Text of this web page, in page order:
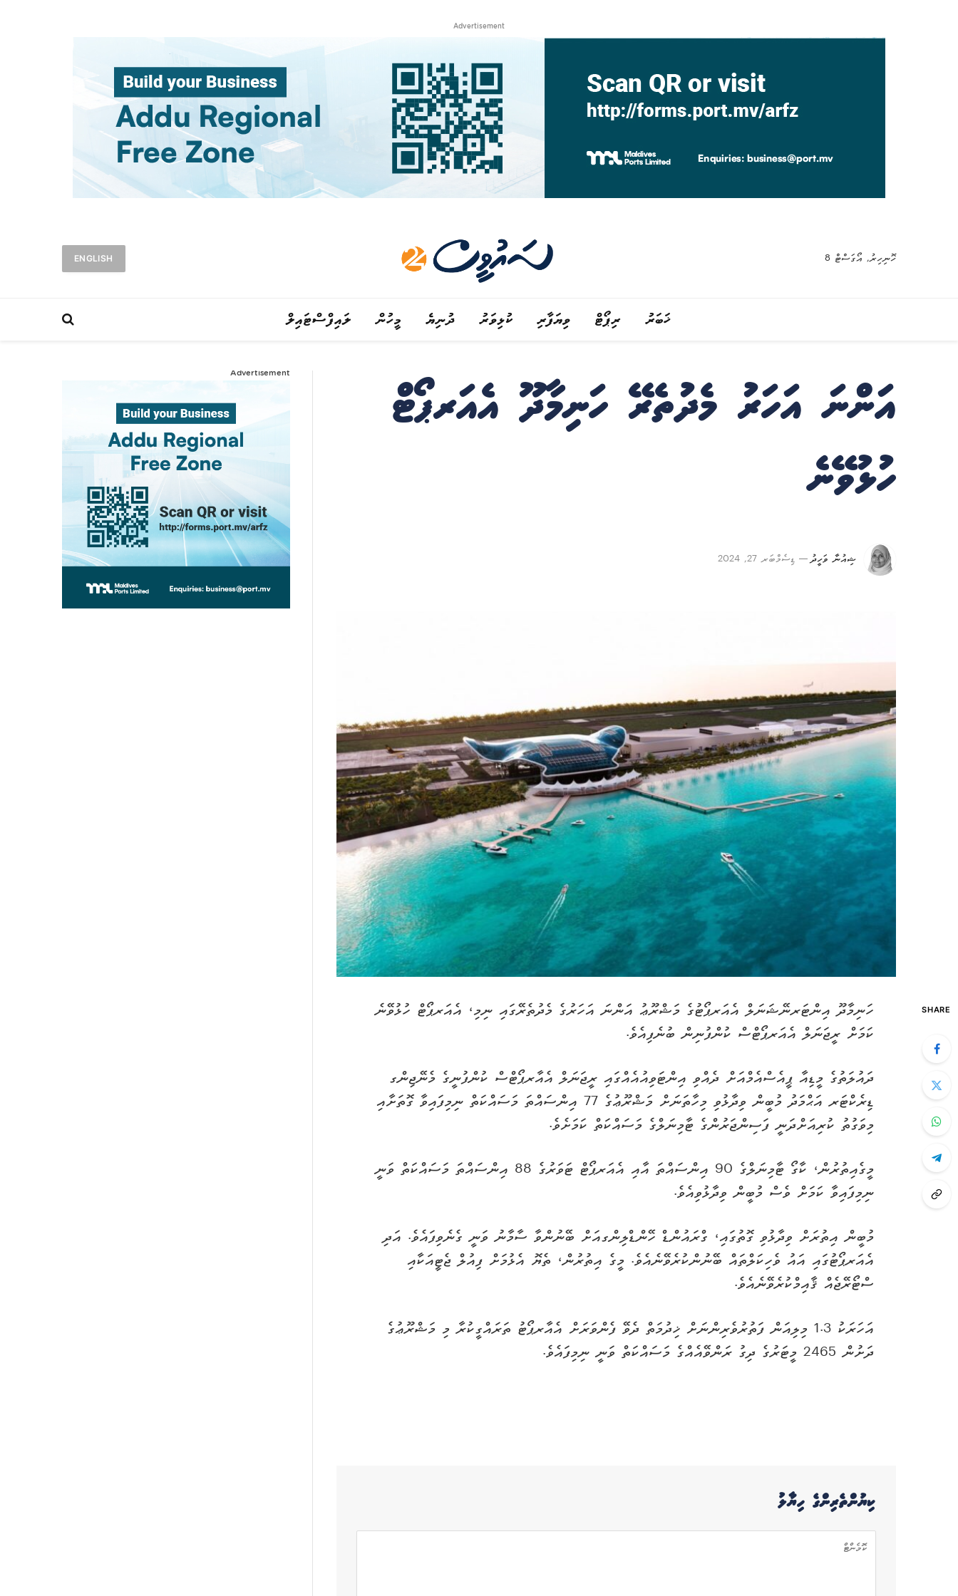
Advertisement
ހޮނިހިރު, އޯގަސްޓް 8 ENGLISH
ޚަބަރު ރިޕޯޓް ވިޔަފާރި ކުޅިވަރު ދުނިޔެ މީހުން ލައިފްސްޓައިލް
އަންނަ އަހަރު މެދުތެރޭ ހަނިމާދޫ އެއަރޕޯޓް
ހުޅުވޭނެ
ޝިއުނާ ވަހީދު ޑިސެމްބަރ 27, 2024
SHARE
ހަނިމާދޫ އިންޓަރނޭޝަނަލް އެއަރޕޯޓުގެ މަޝްރޫޢު އަންނަ އަހަރުގެ މެދުތެރޭގައި ނިމި، އެއަރޕޯޓް ހުޅުވޭނެ
ކަމަށް ރީޖަނަލް އެއަރޕޯޓްސް ކުންފުނިން ބުނެފިއެވެ.
ދައުލަތުގެ މީޑިއާ ޕީއެސްއެމްއަށް ދެއްވި އިންޓަވިއުއެއްގައި ރީޖަނަލް އެއާރޕޯޓްސް ކުންފުނީގެ މެނޭޖިންގ
ޑިރެކްޓަރ އަޙްމަދު މުބީން ވިދާޅުވި މިހާތަނަށް މަޝްރޫޢުގެ 77 އިންސައްތަ މަސައްކަތް ނިމިފައިވާ ގޮތަށާއި
މިވަގުތު ކުރިއަށްދަނީ ފަސިންޖަރުންގެ ޓާމިނަލްގެ މަސައްކަތް ކަމަށެވެ.
މީގެއިތުރުން، ކާގޯ ޓާމިނަލްގެ 90 އިންސައްތަ އާއި އެއަރޕޯޓް ޓަވަރުގެ 88 އިންސައްތަ މަސައްކަތް ވަނީ
ނިމިފައިވާ ކަމަށް ވެސް މުބީން ވިދާޅުވިއެވެ.
މުބީން އިތުރަށް ވިދާޅުވި ގޮތުގައި، ގްރައުންޑް ހޭންޑްލިންގއަށް ބޭނުންވާ ސާމާނު ވަނީ ގެނެވިފައެވެ. އަދި
އެއަރޕޯޓުގައި އައު ވެހިކަލްތައް ބޭނުންކުރެވޭނެއެވެ. މީގެ އިތުރުން، ތެޔޮ އެޅުމަށް ފިއުލް ޖެޓީއަކާއި
ސްޓޯރޭޖެއް ޤާއިމްކުރެވޭނެއެވެ.
އަހަރަކު 1.3 މިލިއަން ފަތުރުވެރިންނަށް ޚިދުމަތް ދެވޭ ފެންވަރަށް އެއާރޕޯޓު ތަރައްގީކުރާ މި މަޝްރޫޢުގެ
ދަށުން 2465 މީޓަރުގެ ދިގު ރަންވޭއެއްގެ މަސައްކަތް ވަނީ ނިމިފައެވެ.
ކިޔުންތެރިންގެ ހިޔާލު
Advertisement